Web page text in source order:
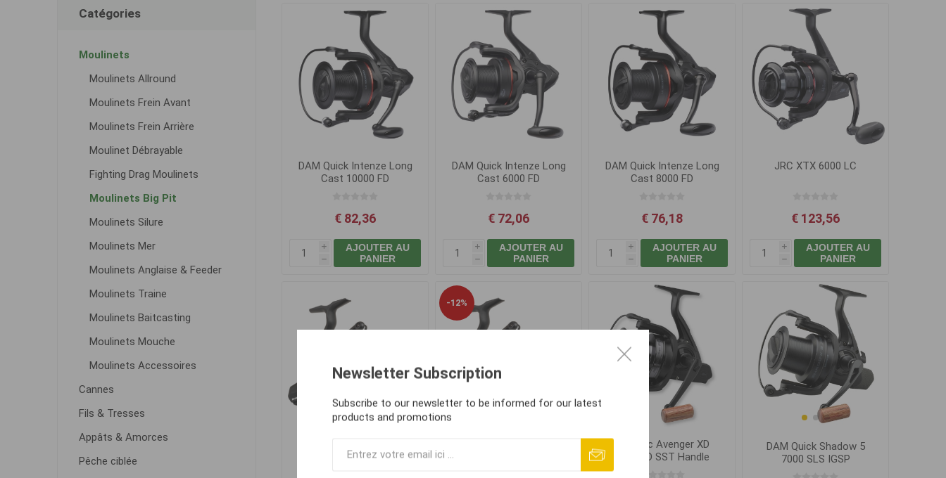
DAM Quick Intenze Long
Cast 10000 FD
€ 82,36
i
h
AJOUTER AU
PANIER
DAM Quick Intenze Long
Cast 6000 FD
€ 72,06
i
h
AJOUTER AU
PANIER
DAM Quick Intenze Long
Cast 8000 FD
€ 76,18
i
h
AJOUTER AU
PANIER
JRC XTX 6000 LC
€ 123,56
i
h
AJOUTER AU
PANIER
Black 6000 LC
-12%
Prologic Avenger XD
7000 FD SST Handle
DAM Quick Shadow 5
7000 SLS IGSP
Catégories
Moulinets
Moulinets Allround
Moulinets Frein Avant
Moulinets Frein Arrière
Moulinet Débrayable
Fighting Drag Moulinets
Moulinets Big Pit
Moulinets Silure
Moulinets Mer
Moulinets Anglaise & Feeder
Moulinets Traine
Moulinets Baitcasting
Moulinets Mouche
Moulinets Accessoires
Cannes
Fils & Tresses
Appâts & Amorces
Pêche ciblée
Newsletter Subscription
Subscribe to our newsletter to be informed for our latest
products and promotions